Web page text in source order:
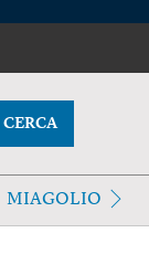
CERCA
MIAGOLIO